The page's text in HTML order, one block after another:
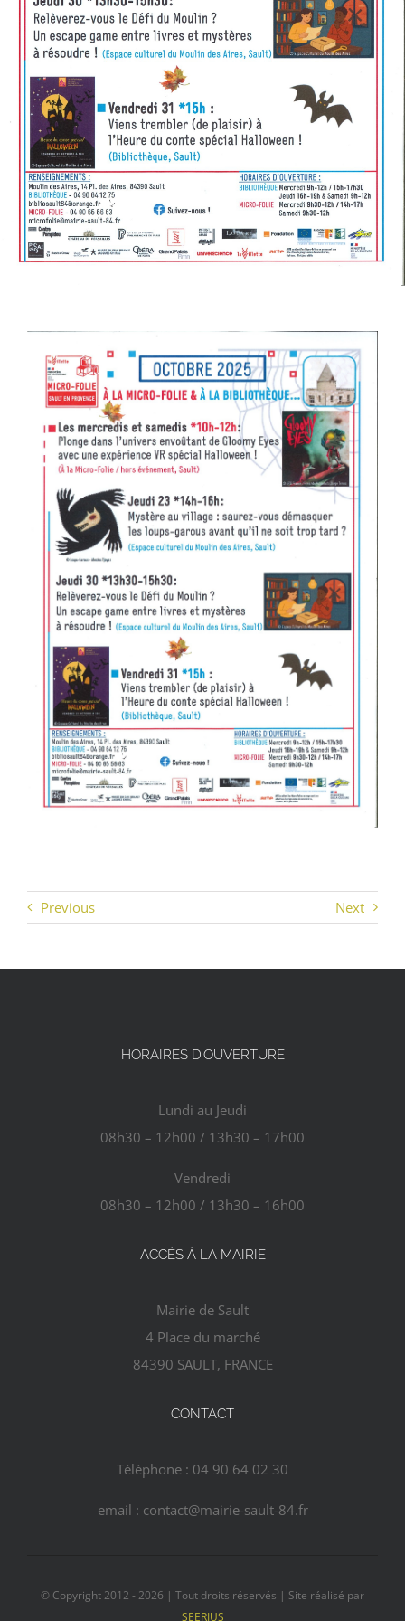
AGENDA
ACTUALITÉS
CONTACT
Previous Next
HORAIRES D’OUVERTURE
Lundi au Jeudi
08h30 – 12h00 / 13h30 – 17h00
Vendredi
08h30 – 12h00 / 13h30 – 16h00
ACCÈS À LA MAIRIE
Mairie de Sault
4 Place du marché
84390 SAULT, FRANCE
CONTACT
Téléphone : 04 90 64 02 30
email : contact@mairie-sault-84.fr
© Copyright 2012 - 2026 | Tout droits réservés | Site réalisé par
SEERIUS